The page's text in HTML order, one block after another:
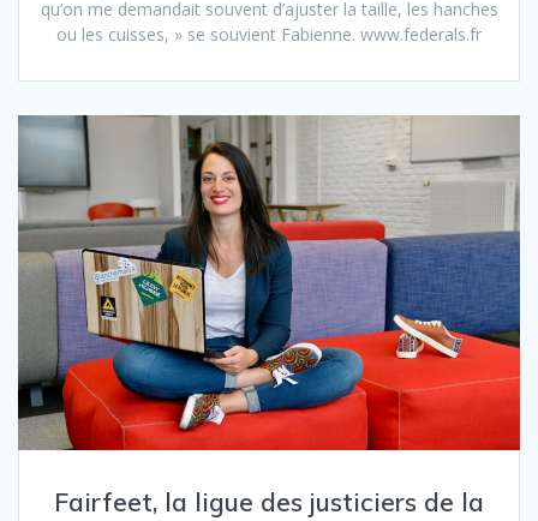
qu’on me demandait souvent d’ajuster la taille, les hanches
ou les cuisses, » se souvient Fabienne. www.federals.fr
Fairfeet, la ligue des justiciers de la